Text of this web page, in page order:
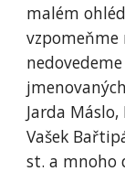
malém
Jarda
Vašek
st. a mnoho